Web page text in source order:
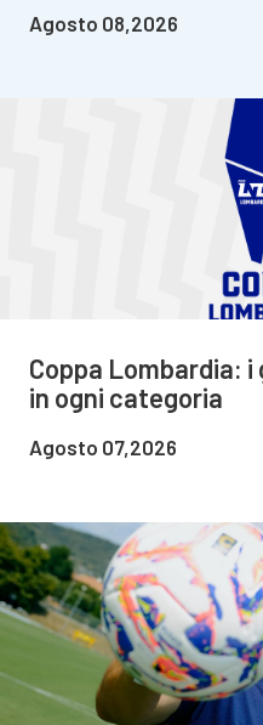
Agosto 08,2026
Coppa Lombardia:
in ogni categoria
Agosto 07,2026